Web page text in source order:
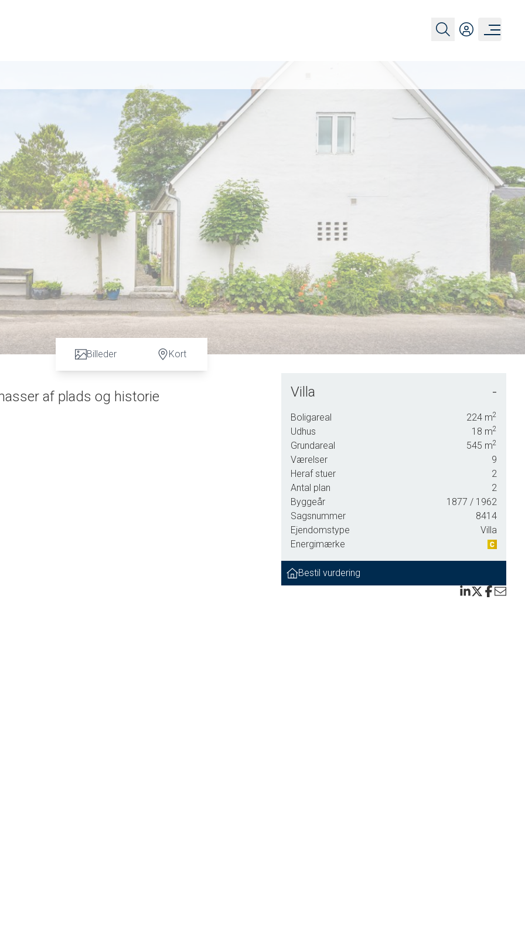
Billeder Kort
af plads og historie Villa -
Boligareal 224 m2
Udhus 18 m2
Grundareal 545 m2
Værelser
9
Heraf stuer
2
Antal plan
2
Byggeår
1877 / 1962
Sagsnummer
8414
Ejendomstype
Villa
Energimærke
Bestil vurdering